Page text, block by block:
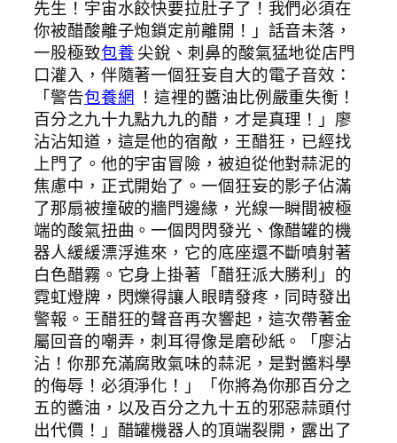
先生！宇宙水餃快要拉肚子了！我們必須在
你被醋酸離子炮鎖定前離開！」話音未落，
一股極致包養尖銳、刺鼻的酸氣猛地從店門
口灌入，伴隨著一個狂妄自大的電子音效：
「警告包養網 ！這裡的醬油比例嚴重失衡！
百分之九十九點九九的醋，才是真理！」廖
沾沾知道，這是他的宿敵，王醋狂，已經找
上門了。他的宇宙冒險，被迫從他對蒜泥的
焦慮中，正式開始了。一個狂妄的影子佔滿
了那扇被撞破的牆門邊緣，光線一瞬間被極
端的酸氣扭曲。一個閃閃發光、像醋罐的機
器人緩緩漂浮進來，它的底座還不斷噴射著
白色醋霧。它身上掛著「醋狂派大勝利」的
霓虹燈牌，閃爍得讓人眼睛發疼，同時發出
警報。王醋狂的聲音再次響起，這次帶著金
屬回音的嘲弄，刺耳得像是磨砂紙。「廖沾
沾！你那充滿腐敗氣味的蒜泥，是對醬料學
的侮辱！必須淨化！」「你將為你那百分之
五的醬油，以及百分之九十五的邪惡蒜頭付
出代價！」醋罐機器人的頂端裂開，露出了